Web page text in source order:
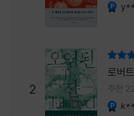
2
로버
주는
내는
추천